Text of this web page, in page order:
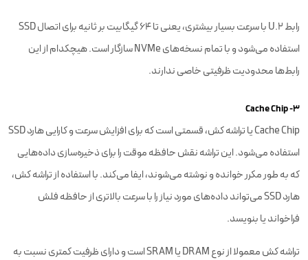
رابط U.2 با سرعت بسیار بیشتری، یعنی تا 64 گیگابیت بر ثانیه برای اتصال SSD
استفاده می‌شود و با تمام نسخه‌های NVMe سازگار است. هیچکدام از این
رابط‌ها محدودیت ظرفیتی خاصی ندارند.
۳- Cache Chip
Cache Chip یا تراشه کش، قسمتی است که برای افزایش سرعت و کارایی هارد SSD
استفاده می‌شود. این تراشه نقش حافظه موقت را برای ذخیره‌سازی داده‌هایی
که به طور مکرر خوانده و نوشته می‌شوند، ایفا می‌کند. با استفاده از تراشه کش،
هارد SSD می‌تواند داده‌های مورد نیاز را با سرعت بالاتری از حافظه فلش
فراخواند یا بنویسد.
تراشه کش معمولا از نوع DRAM یا SRAM است و دارای ظرفیت کمتری نسبت به